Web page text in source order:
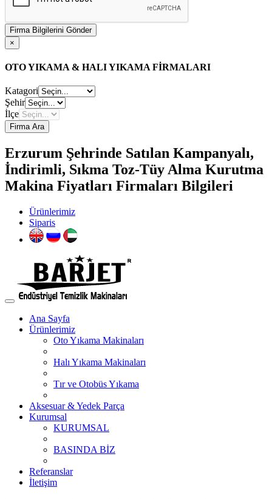
Firma Bilgilerini Gönder
×
OTO YIKAMA & HALI YIKAMA FİRMALARI
Katagori
Şehir
İlçe
Firma Ara
Erzurum Şehrinde Satılan Kampanyalı,
İndirimli, Sıkma Toz-Tüy Alma Kurutma
Makina Fiyatları Firmaları Bilgileri
Ürünlerimiz
Siparis
Ana Sayfa
Ürünlerimiz
Oto Yıkama Makinaları
Halı Yıkama Makinaları
Tır ve Otobüs Yıkama
Aksesuar & Yedek Parça
Kurumsal
KURUMSAL
BASINDA BİZ
Referanslar
İletişim